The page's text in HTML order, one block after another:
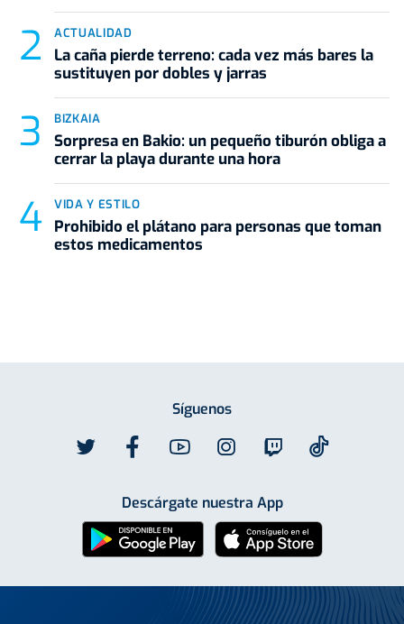
ACTUALIDAD
La caña pierde terreno: cada vez más bares la
sustituyen por dobles y jarras
BIZKAIA
Sorpresa en Bakio: un pequeño tiburón obliga a
cerrar la playa durante una hora
VIDA Y ESTILO
Prohibido el plátano para personas que toman
estos medicamentos
Síguenos
Descárgate nuestra App